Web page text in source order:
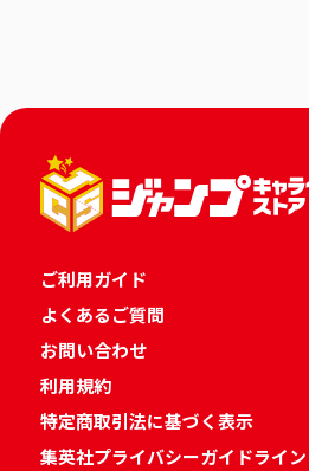
ご利用ガイド
よくあるご質問
お問い合わせ
利用規約
特定商取引法に基づく表示
集英社プライバシーガイドライン